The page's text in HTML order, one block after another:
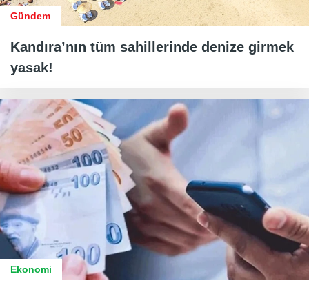
Gündem
Kandıra’nın tüm sahillerinde denize girmek
yasak!
Ekonomi